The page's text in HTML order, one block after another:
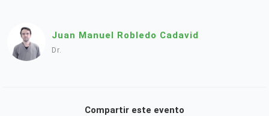
Juan Manuel Robledo Cadavid
Dr.
Compartir este evento